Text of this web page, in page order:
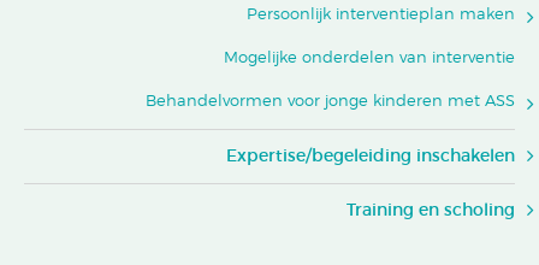
Persoonlijk interventieplan maken
Mogelijke onderdelen van interventie
Behandelvormen voor jonge kinderen met ASS
Expertise/begeleiding inschakelen
Training en scholing